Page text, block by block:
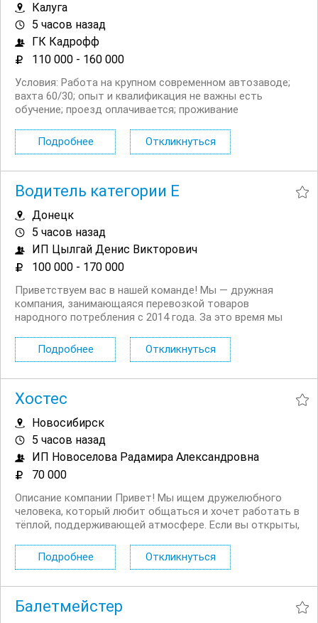
Калуга
5 часов назад
ГК Кадрофф
110 000 - 160 000
Условия: Работа на крупном современном автозаводе;
вахта 60/30; опыт и квалификация не важны есть
обучение; проезд оплачивается; проживание
выплаты зарплаты 3 (!) раза в месяц; Обязанности:
работа на линии сварки/сборки и комплектовки....
Подробнее Откликнуться
Водитель категории Е
Донецк
5 часов назад
ИП Цылгай Денис Викторович
100 000 - 170 000
Приветствуем вас в нашей команде! Мы — дружная
компания, занимающаяся перевозкой товаров
народного потребления с 2014 года. За это время мы
клиентов. Сейчас мы ищем опытного и ответственного
водителя категории Е, который станет частью нашей...
Подробнее Откликнуться
Хостес
Новосибирск
5 часов назад
ИП Новоселова Радамира Александровна
70 000
Описание компании Привет! Мы ищем дружелюбного
человека, который любит общаться и хочет работать в
тёплой, поддерживающей атмосфере. Если вы открыты,
работать вместе! Мы поможем вам освоиться с первых
дней: всему научим, всему подскажем. Идеально...
Подробнее Откликнуться
Балетмейстер